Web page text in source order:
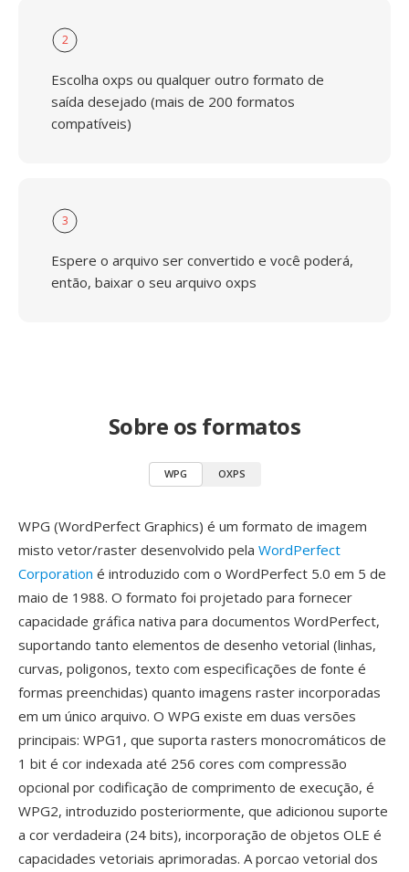
2
Escolha oxps ou qualquer outro formato de
saída desejado (mais de 200 formatos
compatíveis)
3
Espere o arquivo ser convertido e você poderá,
então, baixar o seu arquivo oxps
Sobre os formatos
WPG OXPS
WPG (WordPerfect Graphics) é um formato de imagem
misto vetor/raster desenvolvido pela WordPerfect
Corporation é introduzido com o WordPerfect 5.0 em 5 de
maio de 1988. O formato foi projetado para fornecer
capacidade gráfica nativa para documentos WordPerfect,
suportando tanto elementos de desenho vetorial (linhas,
curvas, poligonos, texto com especificações de fonte é
formas preenchidas) quanto imagens raster incorporadas
em um único arquivo. O WPG existe em duas versões
principais: WPG1, que suporta rasters monocromáticos de
1 bit é cor indexada até 256 cores com compressão
opcional por codificação de comprimento de execução, é
WPG2, introduzido posteriormente, que adicionou suporte
a cor verdadeira (24 bits), incorporação de objetos OLE é
capacidades vetoriais aprimoradas. A porcao vetorial dos